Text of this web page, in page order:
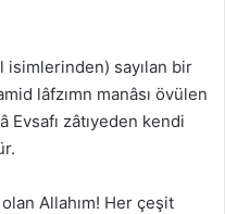
isimlerinden) sayılan bir
lâfzımn manâsı övülen
zâtıyeden kendi
Allahım! Her çeşit